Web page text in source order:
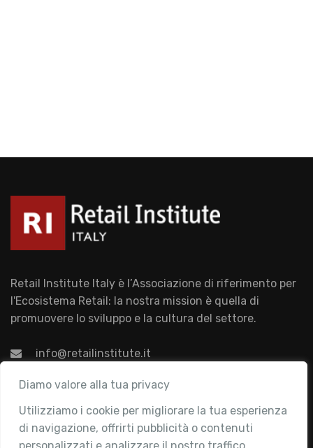
Diamo valore alla tua privacy
Utilizziamo i cookie per migliorare la tua esperienza
di navigazione, offrirti pubblicità o contenuti
Retail Institute Italy è l’Associazione di riferimento per
l'Ecosistema Retail: la nostra mission è quella di
promuovere lo sviluppo e la cultura del settore.
info@retailinstitute.it
Associazione
Chi siamo
Attività